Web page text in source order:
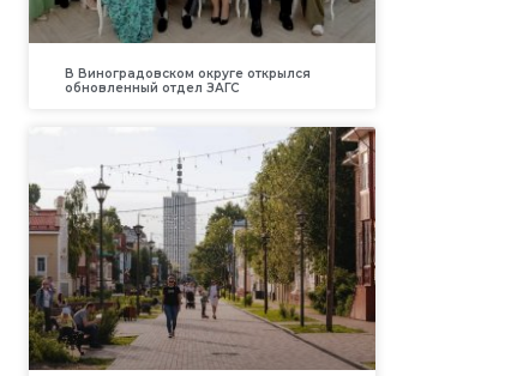
В Виноградовском округе открылся
обновленный отдел ЗАГС